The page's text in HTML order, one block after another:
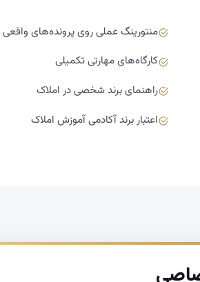
منتورینگ عملی روی پرونده‌های واقعی
کارگاه‌های مهارتی تکمیلی
راهنمای برند شخصی در املاک
اعتبار برند آکادمی آموزش املاک